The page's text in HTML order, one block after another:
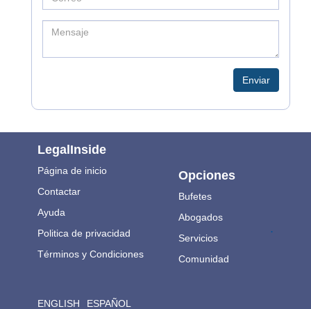
Enviar
LegalInside
Página de inicio
Contactar
Ayuda
Politica de privacidad
Términos y Condiciones
ENGLISH ESPAÑOL
Opciones
Bufetes
Abogados
Servicios
Comunidad
.